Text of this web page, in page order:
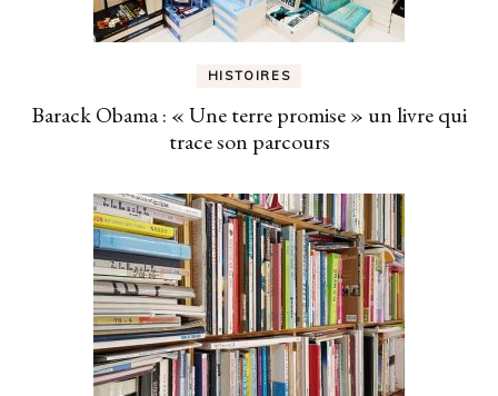
HISTOIRES
Barack Obama : « Une terre promise » un livre qui
trace son parcours